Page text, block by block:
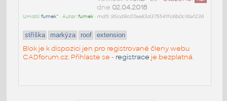
dne 02.04.2018
Umístil:fumek^ • Autor:fumek• md5: 95cd9c07ae83d375541fc6b0c16af236
stříška markýza roof extension
Blok je k dispozici jen pro registrované členy webu
CADforum.cz. Přihlaste se - registrace je bezplatná.